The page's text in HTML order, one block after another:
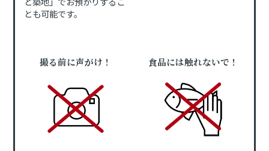
とも可能です。
撮る前に声がけ！ 食品には触れないで！